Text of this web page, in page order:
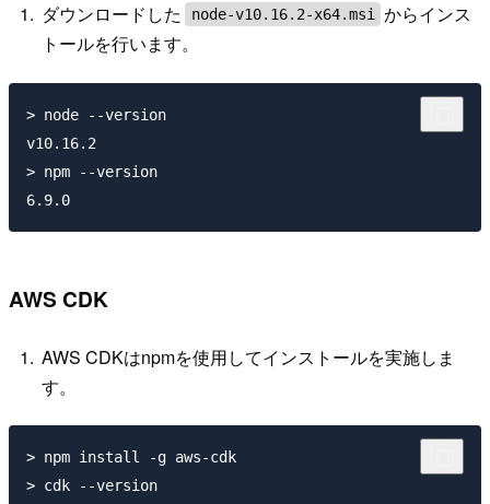
ダウンロードした node-v10.16.2-x64.msi
からインス
トールを行います。
> node --version
v10.16.2
> npm --version
AWS CDK
AWS CDKはnpmを使用してインストールを実施しま
す。
> npm install -g aws-cdk
> cdk --version